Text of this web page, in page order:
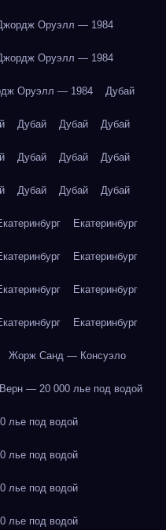
Оруэлл — 1984
Оруэлл — 1984
Оруэлл — 1984 Дубай
Дубай Дубай Дубай
Дубай Дубай Дубай
Дубай Дубай Дубай
Екатеринбург
Екатеринбург
Екатеринбург
Екатеринбург
Жорж Санд — Консуэло
— 20 000 лье под водой
лье под водой
лье под водой
лье под водой
лье под водой